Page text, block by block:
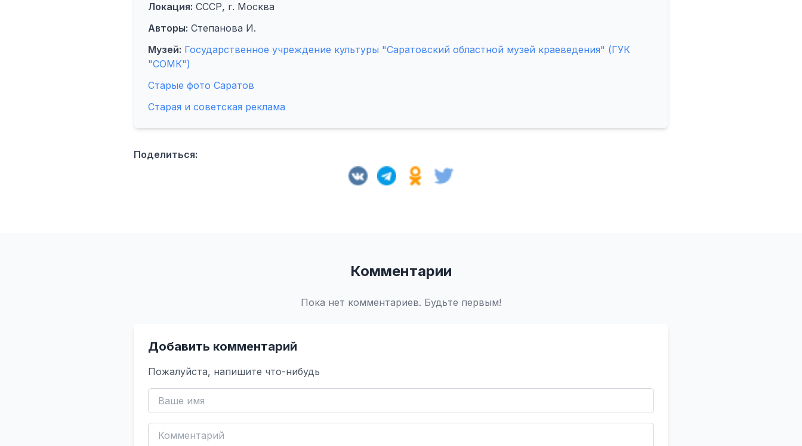
Локация: СССР, г. Москва
Авторы: Степанова И.
Музей: Государственное учреждение культуры "Саратовский областной музей краеведения" (ГУК
"СОМК")
Старые фото Саратов
Старая и советская реклама
Поделиться:
Комментарии
Пока нет комментариев. Будьте первым!
Добавить комментарий
Пожалуйста, напишите что-нибудь